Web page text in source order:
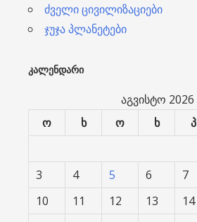
ძველი ცივილიზაციები
ჯუჯა პლანეტები
ᲙᲐᲚᲔᲜᲓᲐᲠᲘ
აგვისტო 2026
ო
ხ ო ხ პ
3
4 5 6 7
10
11 12 13 14